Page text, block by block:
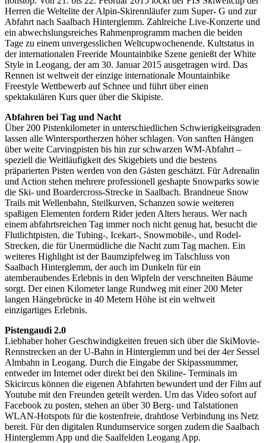
Herren die Weltelite der Alpin-Skirennläufer zum Super- G und zur
Abfahrt nach Saalbach Hinterglemm. Zahlreiche Live-Konzerte und
ein abwechslungsreiches Rahmenprogramm machen die beiden
Tage zu einem unvergesslichen Weltcupwochenende. Kultstatus in
der internationalen Freeride Mountainbike Szene genießt der White
Style in Leogang, der am 30. Januar 2015 ausgetragen wird. Das
Rennen ist weltweit der einzige internationale Mountainbike
Freestyle Wettbewerb auf Schnee und führt über einen
spektakulären Kurs quer über die Skipiste.
Abfahren bei Tag und Nacht
Über 200 Pistenkilometer in unterschiedlichen Schwierigkeitsgraden
lassen alle Wintersportherzen höher schlagen. Von sanften Hängen
über weite Carvingpisten bis hin zur schwarzen WM-Abfahrt –
speziell die Weitläufigkeit des Skigebiets und die bestens
präparierten Pisten werden von den Gästen geschätzt. Für Adrenalin
und Action stehen mehrere professionell geshapte Snowparks sowie
die Ski- und Boardercross-Strecke in Saalbach. Brandneue Snow
Trails mit Wellenbahn, Steilkurven, Schanzen sowie weiteren
spaßigen Elementen fordern Rider jeden Alters heraus. Wer nach
einem abfahrtsreichen Tag immer noch nicht genug hat, besucht die
Flutlichtpisten, die Tubing-, Icekart-, Snowmobile-, und Rodel-
Strecken, die für Unermüdliche die Nacht zum Tag machen. Ein
weiteres Highlight ist der Baumzipfelweg im Talschluss von
Saalbach Hinterglemm, der auch im Dunkeln für ein
atemberaubendes Erlebnis in den Wipfeln der verschneiten Bäume
sorgt. Der einen Kilometer lange Rundweg mit einer 200 Meter
langen Hängebrücke in 40 Metern Höhe ist ein weltweit
einzigartiges Erlebnis.
Pistengaudi 2.0
Liebhaber hoher Geschwindigkeiten freuen sich über die SkiMovie-
Rennstrecken an der U-Bahn in Hinterglemm und bei der 4er Sessel
Almbahn in Leogang. Durch die Eingabe der Skipassnummer,
entweder im Internet oder direkt bei den Skiline- Terminals im
Skicircus können die eigenen Abfahrten bewundert und der Film auf
Youtube mit den Freunden geteilt werden. Um das Video sofort auf
Facebook zu posten, stehen an über 30 Berg- und Talstationen
WLAN-Hotspots für die kostenfreie, drahtlose Verbindung ins Netz
bereit. Für den digitalen Rundumservice sorgen zudem die Saalbach
Hinterglemm App und die Saalfelden Leogang App.